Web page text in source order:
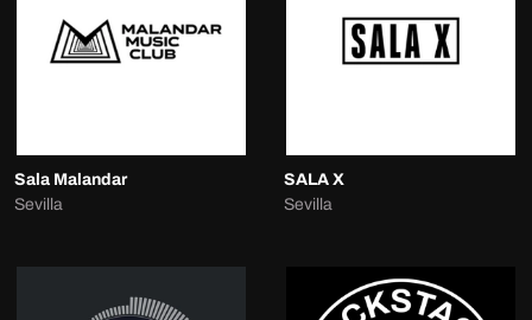
Sala Malandar
Sevilla
SALA X
Sevilla